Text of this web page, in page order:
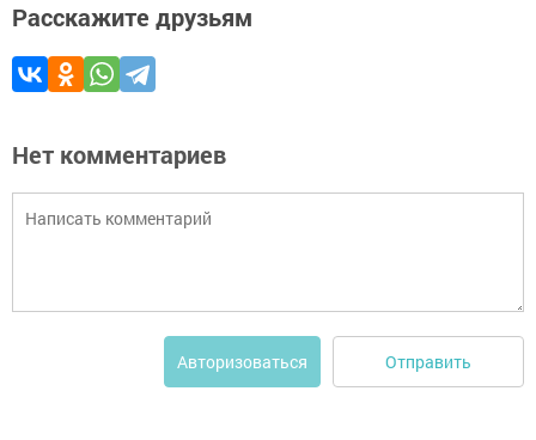
Расскажите друзьям
Нет комментариев
Авторизоваться Отправить